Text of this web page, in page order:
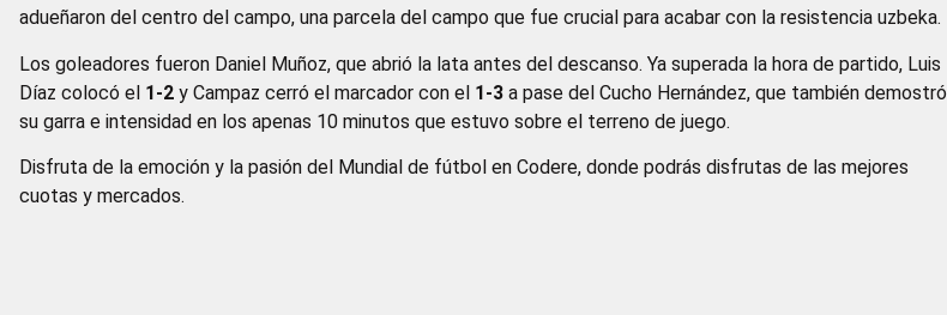
adueñaron del centro del campo, una parcela del campo que fue crucial para acabar con la resistencia uzbeka.
Los goleadores fueron Daniel Muñoz, que abrió la lata antes del descanso. Ya superada la hora de partido, Luis
Díaz colocó el 1-2 y Campaz cerró el marcador con el 1-3 a pase del Cucho Hernández, que también demostró
su garra e intensidad en los apenas 10 minutos que estuvo sobre el terreno de juego.
Disfruta de la emoción y la pasión del Mundial de fútbol en Codere, donde podrás disfrutas de las mejores
cuotas y mercados.